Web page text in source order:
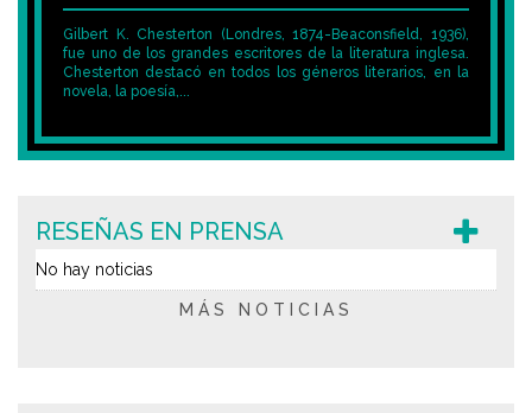
Gilbert K. Chesterton (Londres, 1874-Beaconsfield, 1936),
fue uno de los grandes escritores de la literatura inglesa.
Chesterton destacó en todos los géneros literarios, en la
novela, la poesía,...
RESEÑAS EN PRENSA
No hay noticias
MÁS NOTICIAS